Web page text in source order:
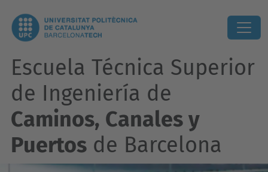
Escuela Técnica Superior
de Ingeniería de
Caminos, Canales y
Puertos de Barcelona